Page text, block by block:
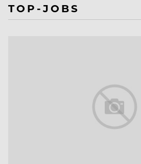
TOP-JOBS